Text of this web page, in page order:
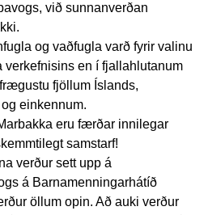
við sunnanverðan
og vaðfugla varð fyrir valinu
verkefnisins en í fjallahlutanum
fjöllum Íslands,
einkennum.
eru færðar innilegar
samstarf!
verður sett upp á
á Barnamenningarhátíð
öllum opin. Að auki verður